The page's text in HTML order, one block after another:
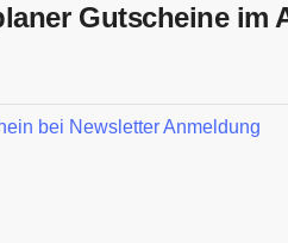
Gutscheine im
bei Newsletter Anmeldung